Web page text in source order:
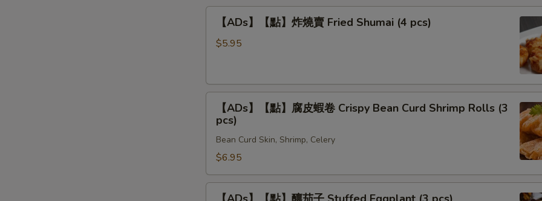
麻
Sweet
Sesame
(3
pcs)
【ADs】
【點】
Fried
Shumai
pcs)
【ADs】【點】炸燒賣 Fried Shumai (4 pcs)
$5.95
【ADs】
【點】
卷
Crispy
【ADs】【點】腐皮蝦卷 Crispy Bean Curd Shrimp Rolls (3
pcs)
Bean Curd Skin, Shrimp, Celery
$6.95
【ADs】